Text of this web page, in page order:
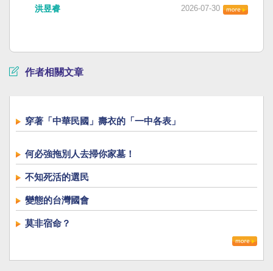
洪昱睿 2026-07-30
作者相關文章
穿著「中華民國」壽衣的「一中各表」
何必強拖別人去掃你家墓！
不知死活的選民
變態的台灣國會
莫非宿命？